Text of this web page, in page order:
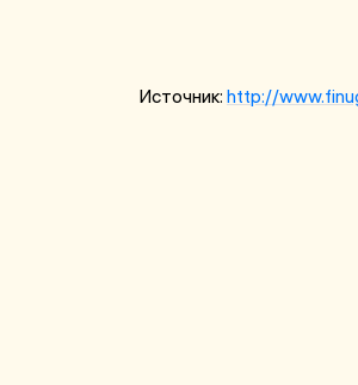
Источник: http://